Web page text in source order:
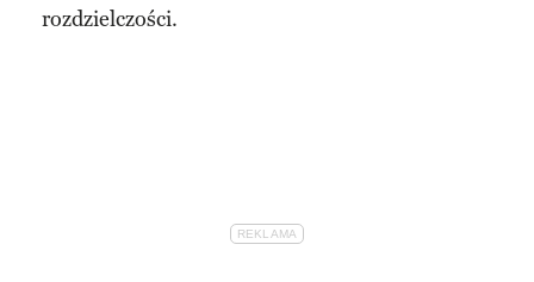
rozdzielczości.